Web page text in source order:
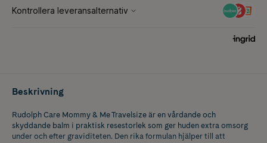
Beskrivning
Rudolph Care Mommy & Me Travelsize är en vårdande och
skyddande balm i praktisk resestorlek som ger huden extra omsorg
under och efter graviditeten. Den rika formulan hjälper till att